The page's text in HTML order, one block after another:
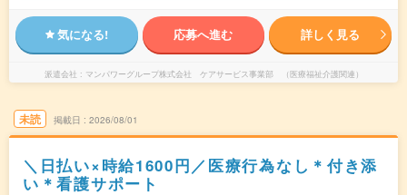
気になる! 応募へ進む 詳しく見る
派遣会社 マンパワーグループ株式会社 ケアサービス事業部 （医療福祉介護関連）
未読 掲載日 2026/08/01
＼日払い×時給1600円／医療行為なし＊付き添
い＊看護サポート